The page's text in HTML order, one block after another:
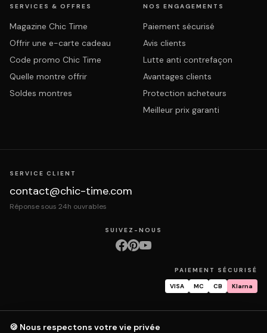
SERVICES & OFFRES
Magazine Chic Time
Offrir une e-carte cadeau
Code promo Chic Time
Quelle montre offrir
Soldes montres
NOS ENGAGEMENTS
Paiement sécurisé
Avis clients
Lutte anti contrefaçon
Avantages clients
Protection acheteurs
Meilleur prix garanti
SERVICE CLIENT
contact@chic-time.com
Réponse sous 24h ouvrables
SUIVEZ-NOUS
PAIEMENT SÉCURISÉ
VISA MC CB Klarna
🍪 Nous respectons votre vie privée